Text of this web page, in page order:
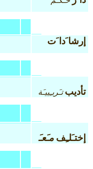
إرشا َدا َت
تأديب تـَربـِييـَة
إختـَلـِفمـَعـَ